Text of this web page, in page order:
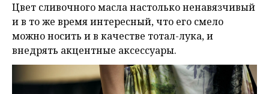
Цвет сливочного масла настолько ненавязчивый
и в то же время интересный, что его смело
можно носить и в качестве тотал-лука, и
внедрять акцентные аксессуары.